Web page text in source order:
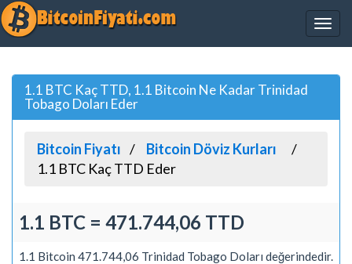
1.1 BTC Kaç TTD, 1.1 Bitcoin Ne Kadar Trinidad
Tobago Doları Eder
Bitcoin Fiyatı
Bitcoin Döviz Kurları
1.1 BTC Kaç TTD Eder
1.1 BTC = 471.744,06 TTD
1.1 Bitcoin 471.744,06 Trinidad Tobago Doları değerindedir.